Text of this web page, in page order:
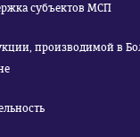
субъектов МСП
производимой в